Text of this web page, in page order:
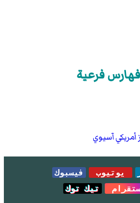
فهارس فرعية
أمريكي آسيوي
يوتيوب
فيسبوك
تيك توك